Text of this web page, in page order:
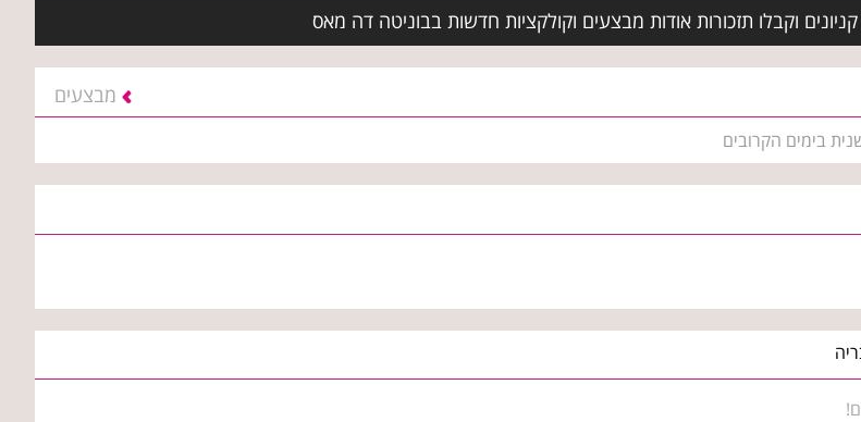
וקבלו תזכורות אודות מבצעים וקולקציות חדשות בבוניטה דה מאס
מבצעים
בימים הקרובים